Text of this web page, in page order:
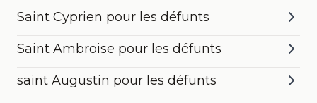
Saint Cyprien pour les défunts
Saint Ambroise pour les défunts
saint Augustin pour les défunts